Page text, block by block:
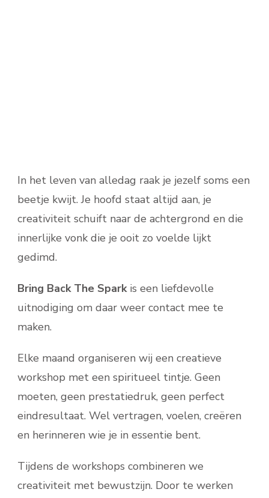
In het leven van alledag raak je jezelf soms een
beetje kwijt. Je hoofd staat altijd aan, je
creativiteit schuift naar de achtergrond en die
innerlijke vonk die je ooit zo voelde lijkt
gedimd.
Bring Back The Sparkis een liefdevolle
uitnodiging om daar weer contact mee te
maken.
Elke maand organiseren wij een creatieve
workshop met een spiritueel tintje. Geen
moeten, geen prestatiedruk, geen perfect
eindresultaat. Wel vertragen, voelen, creëren
en herinneren wie je in essentie bent.
Tijdens de workshops combineren we
creativiteit met bewustzijn. Door te werken